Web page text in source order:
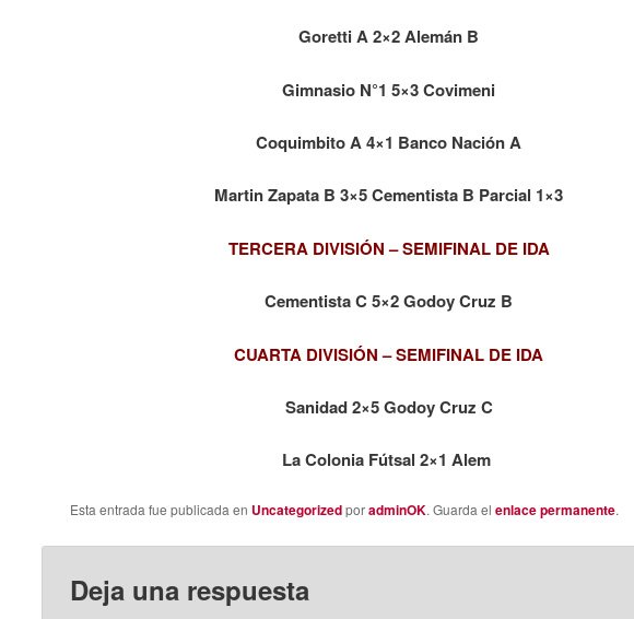
Goretti A 2×2 Alemán B
Gimnasio N°1 5×3 Covimeni
Coquimbito A 4×1 Banco Nación A
Martin Zapata B 3×5 Cementista B Parcial 1×3
TERCERA DIVISIÓN – SEMIFINAL DE IDA
Cementista C 5×2 Godoy Cruz B
CUARTA DIVISIÓN – SEMIFINAL DE IDA
Sanidad 2×5 Godoy Cruz C
La Colonia Fútsal 2×1 Alem
Esta entrada fue publicada en UncategorizedporadminOK. Guarda el enlace permanente.
Deja una respuesta